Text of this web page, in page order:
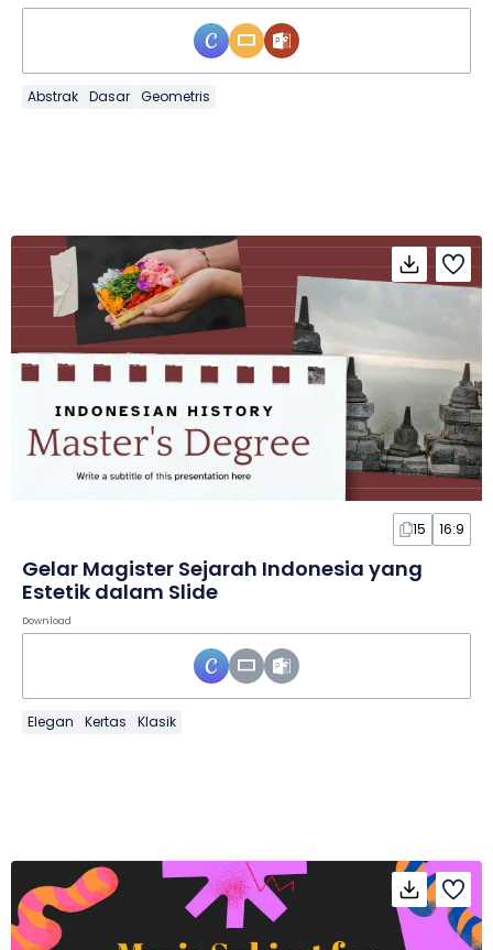
Abstrak Dasar Geometris
15 16:9
Gelar Magister Sejarah Indonesia yang
Estetik dalam Slide
Download
Elegan Kertas Klasik